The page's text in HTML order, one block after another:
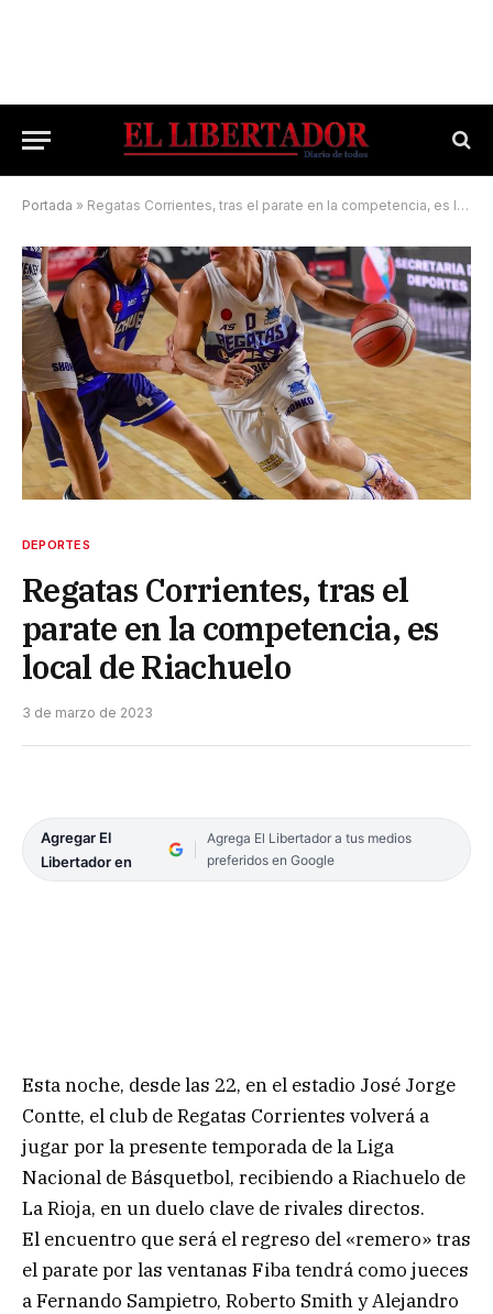
Portada » Regatas Corrientes, tras el parate en la competencia, es local de Riachuelo
DEPORTES
Regatas Corrientes, tras el
parate en la competencia, es
local de Riachuelo
3 de marzo de 2023
Agregar El
Libertador en
Agrega El Libertador a tus medios
preferidos en Google
Esta noche, desde las 22, en el estadio José Jorge
Contte, el club de Regatas Corrientes volverá a
jugar por la presente temporada de la Liga
Nacional de Básquetbol, recibiendo a Riachuelo de
La Rioja, en un duelo clave de rivales directos.
El encuentro que será el regreso del «remero» tras
el parate por las ventanas Fiba tendrá como jueces
a Fernando Sampietro, Roberto Smith y Alejandro